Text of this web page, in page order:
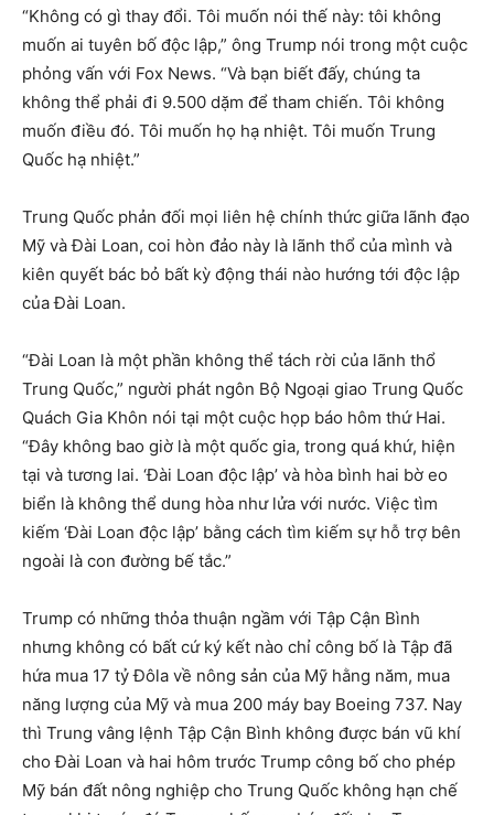
“Không có gì thay đổi. Tôi muốn nói thế này: tôi không
muốn ai tuyên bố độc lập,” ông Trump nói trong một cuộc
phỏng vấn với Fox News. “Và bạn biết đấy, chúng ta
không thể phải đi 9.500 dặm để tham chiến. Tôi không
muốn điều đó. Tôi muốn họ hạ nhiệt. Tôi muốn Trung
Quốc hạ nhiệt.”
Trung Quốc phản đối mọi liên hệ chính thức giữa lãnh đạo
Mỹ và Đài Loan, coi hòn đảo này là lãnh thổ của mình và
kiên quyết bác bỏ bất kỳ động thái nào hướng tới độc lập
của Đài Loan.
“Đài Loan là một phần không thể tách rời của lãnh thổ
Trung Quốc,” người phát ngôn Bộ Ngoại giao Trung Quốc
Quách Gia Khôn nói tại một cuộc họp báo hôm thứ Hai.
“Đây không bao giờ là một quốc gia, trong quá khứ, hiện
tại và tương lai. ‘Đài Loan độc lập’ và hòa bình hai bờ eo
biển là không thể dung hòa như lửa với nước. Việc tìm
kiếm ‘Đài Loan độc lập’ bằng cách tìm kiếm sự hỗ trợ bên
ngoài là con đường bế tắc.”
Trump có những thỏa thuận ngầm với Tập Cận Bình
nhưng không có bất cứ ký kết nào chỉ công bố là Tập đã
hứa mua 17 tỷ Đôla về nông sản của Mỹ hằng năm, mua
năng lượng của Mỹ và mua 200 máy bay Boeing 737. Nay
thì Trung vâng lệnh Tập Cận Bình không được bán vũ khí
cho Đài Loan và hai hôm trước Trump công bố cho phép
Mỹ bán đất nông nghiệp cho Trung Quốc không hạn chế